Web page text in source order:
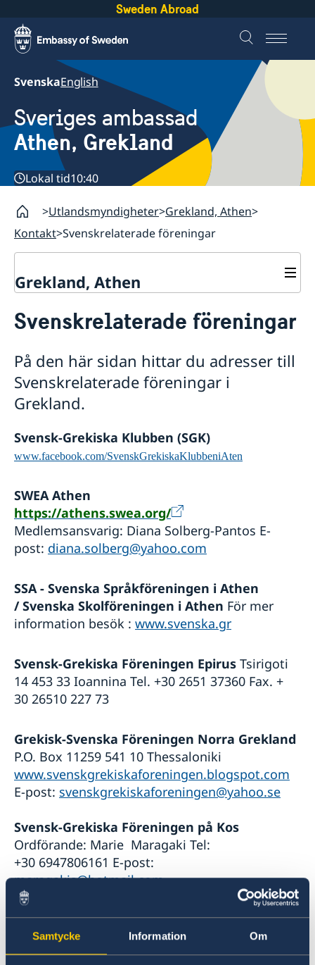
Samtycke Information Om
Sweden Abroad
SvenskaEnglish
Sveriges ambassad
Athen, Grekland
Lokal tid10:40
Utlandsmyndigheter Grekland, Athen
Kontakt Svenskrelaterade föreningar
Grekland, Athen
Svenskrelaterade föreningar
Om oss
Praktiktjänstgöring vid ambassaden i Athen
Dataskyddspolicy
Ledig tjänst
Så stöttar vi svenska företag
Vi är en resurs för svenska företag
Så kan du få stöd
Svenska företag i
Aktuellt
Nyheter
Ändrad handläggningsprocess för
Svenskrelaterade föreningar
På den här sidan hittar du adresser till
Svenskrelaterade föreningar i
Grekland.
Svensk-Grekiska Klubben (SGK)
www.facebook.com/SvenskGrekiskaKlubbeniAten
SWEA Athen
https://athens.swea.org/
Medlemsansvarig: Diana Solberg-Pantos E-
post: diana.solberg@yahoo.com
SSA - Svenska Språkföreningen i Athen
/ Svenska Skolföreningen i Athen För mer
information besök : www.svenska.gr
Svensk-Grekiska Föreningen Epirus Tsirigoti
14 453 33 Ioannina Tel. +30 2651 37360 Fax. +
30 26510 227 73
Grekisk-Svenska Föreningen Norra Grekland
P.O. Box 11259 541 10 Thessaloniki
www.svenskgrekiskaforeningen.blogspot.com
E-post: svenskgrekiskaforeningen@yahoo.se
Svensk-Grekiska Föreningen på Kos
Ordförande: Marie Maragaki Tel:
+30 6947806161 E-post:
maragakis@hotmail.com
Svensk-Grekiska Föreningen i Loutrakic/o
Paleologou Karpounari P.O.Box 1711 203 00
Loutraki E-post: